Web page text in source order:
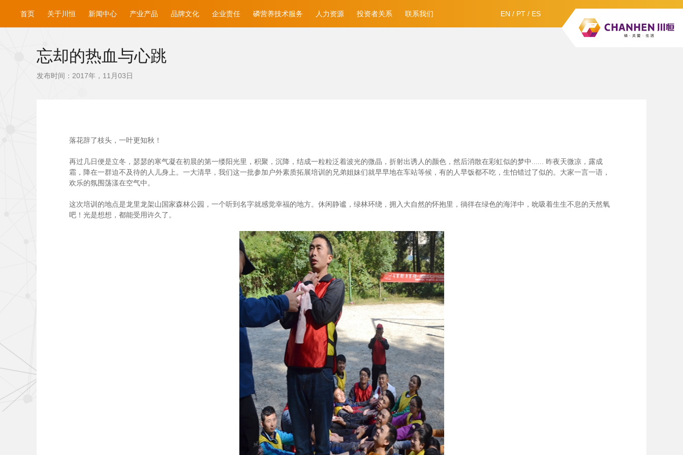
EN / PT / ES
首页 关于川恒 新闻中心 产业产品 品牌文化 企业责任 磷营养技术服务 人力资源 投资者关系 联系我们
忘却的热血与心跳
发布时间：2017年，11月03日
落花辞了枝头，一叶更知秋！
再过几日便是立冬，瑟瑟的寒气凝在初晨的第一缕阳光里，积聚，沉降，结成一粒粒泛着波光的微晶，折射出诱人的颜色，然后消散在彩虹似的梦中...... 昨夜天微凉，露成
霜，降在一群迫不及待的人儿身上。一大清早，我们这一批参加户外素质拓展培训的兄弟姐妹们就早早地在车站等候，有的人早饭都不吃，生怕错过了似的。大家一言一语，
欢乐的氛围荡漾在空气中。
这次培训的地点是龙里龙架山国家森林公园，一个听到名字就感觉幸福的地方。休闲静谧，绿林环绕，拥入大自然的怀抱里，徜徉在绿色的海洋中，吮吸着生生不息的天然氧
吧！光是想想，都能受用许久了。